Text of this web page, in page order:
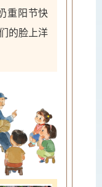
重阳节快
的脸上洋